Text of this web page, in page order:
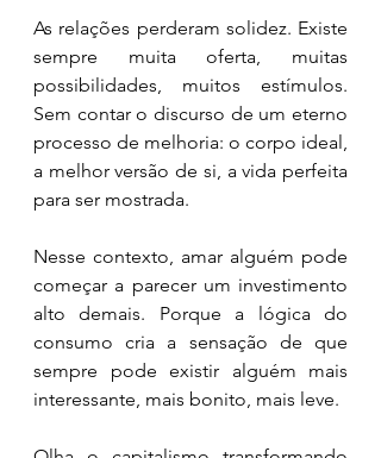
As relações perderam solidez. Existe
sempre muita oferta, muitas
possibilidades, muitos estímulos.
Sem contar o discurso de um eterno
processo de melhoria: o corpo ideal,
a melhor versão de si, a vida perfeita
para ser mostrada.
Nesse contexto, amar alguém pode
começar a parecer um investimento
alto demais. Porque a lógica do
consumo cria a sensação de que
sempre pode existir alguém mais
interessante, mais bonito, mais leve.